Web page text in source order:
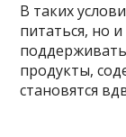
В таких
питаться, но
продукты,
становятся